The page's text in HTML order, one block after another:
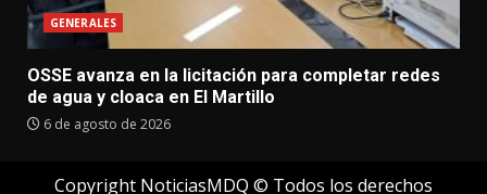
GENERALES
OSSE avanza en la licitación para completar redes
de agua y cloaca en El Martillo
6 de agosto de 2026
Copyright NoticiasMDQ © Todos los derechos